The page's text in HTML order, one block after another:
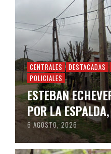
CENTRALES DESTACADAS
POLICIALES
ESTEBAN
POR LA
6 AGOSTO, 2026